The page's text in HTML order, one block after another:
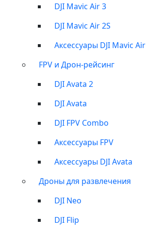
DJI Mavic Air 3
DJI Mavic Air 2S
Аксессуары DJI Mavic Air
FPV и Дрон-рейсинг
DJI Avata 2
DJI Avata
DJI FPV Combo
Аксессуары FPV
Аксессуары DJI Avata
Дроны для развлечения
DJI Neo
DJI Flip